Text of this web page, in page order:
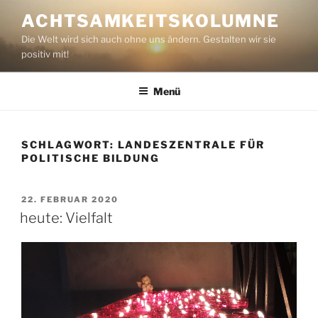
Inhalt
springen
ACHTSAMKEITSKOLUMNE
Die Welt wird sich auch ohne uns ändern. Gestalten wir sie
positiv mit!
Menü
SCHLAGWORT: LANDESZENTRALE FÜR
POLITISCHE BILDUNG
VERÖFFENTLICHT
AM
22. FEBRUAR 2020
heute: Vielfalt